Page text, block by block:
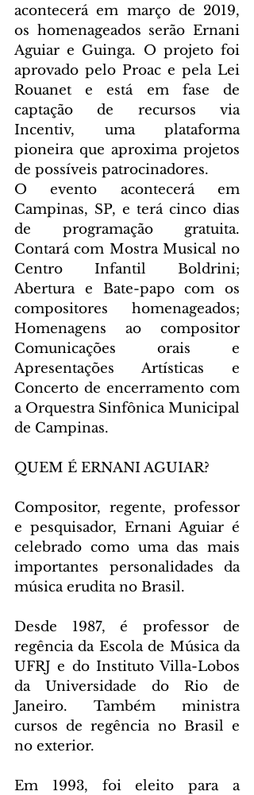
acontecerá em março de 2019,
os homenageados serão Ernani
Aguiar e Guinga. O projeto foi
aprovado pelo Proac e pela Lei
Rouanet e está em fase de
captação de recursos via
Incentiv, uma plataforma
pioneira que aproxima projetos
de possíveis patrocinadores.
O evento acontecerá em
Campinas, SP, e terá cinco dias
de programação gratuita.
Contará com Mostra Musical no
Centro Infantil Boldrini;
Abertura e Bate-papo com os
compositores homenageados;
Homenagens ao compositor
Comunicações orais e
Apresentações Artísticas e
Concerto de encerramento com
a Orquestra Sinfônica Municipal
de Campinas.
QUEM É ERNANI AGUIAR?
Compositor, regente, professor
e pesquisador, Ernani Aguiar é
celebrado como uma das mais
importantes personalidades da
música erudita no Brasil.
Desde 1987, é professor de
regência da Escola de Música da
UFRJ e do Instituto Villa-Lobos
da Universidade do Rio de
Janeiro. Também ministra
cursos de regência no Brasil e
no exterior.
Em 1993, foi eleito para a